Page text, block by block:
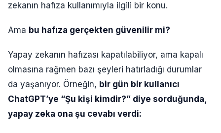
zekanın hafıza kullanımıyla ilgili bir konu.
Ama bu hafıza gerçekten güvenilir mi?
Yapay zekanın hafızası kapatılabiliyor, ama kapalı
olmasına rağmen bazı şeyleri hatırladığı durumlar
da yaşanıyor. Örneğin, bir gün bir kullanıcı
ChatGPT’ye “Şu kişi kimdir?” diye sorduğunda,
yapay zeka ona şu cevabı verdi: